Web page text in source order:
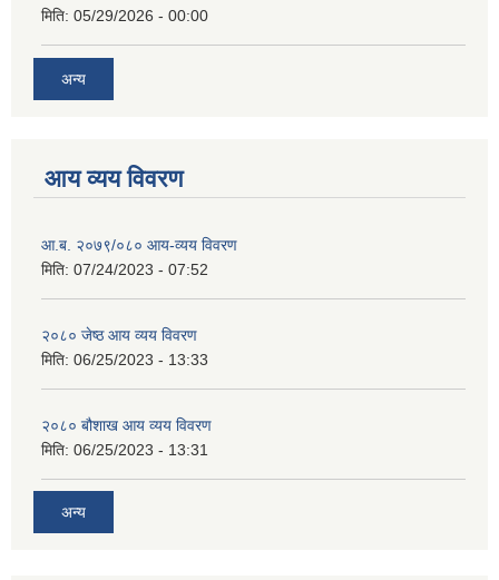
मिति: 05/29/2026 - 00:00
अन्य
आय व्यय विवरण
आ.ब. २०७९/०८० आय-व्यय विवरण
मिति: 07/24/2023 - 07:52
२०८० जेष्ठ आय व्यय विवरण
मिति: 06/25/2023 - 13:33
२०८० बौशाख आय व्यय विवरण
मिति: 06/25/2023 - 13:31
अन्य